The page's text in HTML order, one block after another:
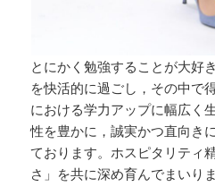
とにかく勉強することが大好
を快活的に過ごし，その中で
における学力アップに幅広く
性を豊かに，誠実かつ直向き
ております。ホスピタリティ
さ」を共に深め育んでまいりま